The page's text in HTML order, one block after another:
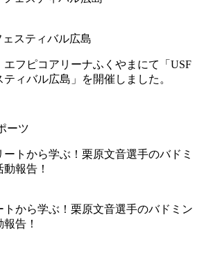
スティバル広島
エフピコアリーナふくやまにて「USF
ィバル広島」を開催しました。
ーツ
トから学ぶ！栗原文音選手のバドミン
告！